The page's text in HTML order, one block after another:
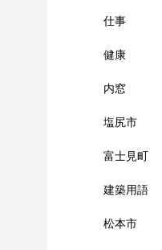
仕事
健康
内窓
塩尻市
富士見町
建築用語
松本市